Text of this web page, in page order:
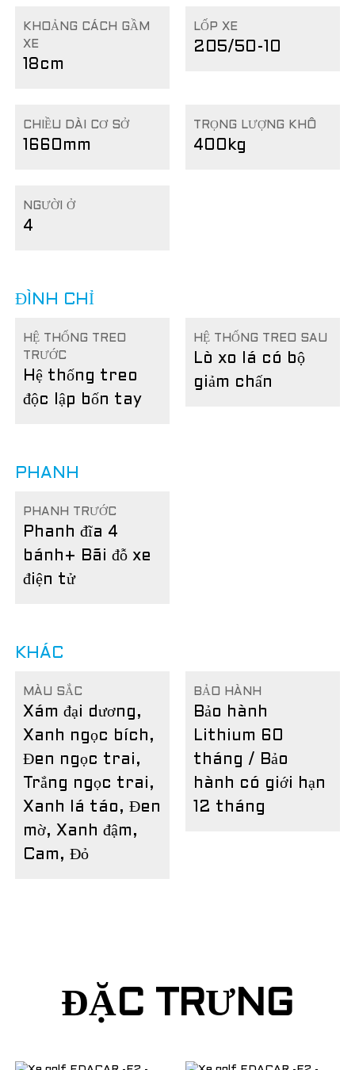
KHOẢNG CÁCH GẦM
XE
18cm
LỐP XE
205/50-10
CHIỀU DÀI CƠ SỞ
1660mm
TRỌNG LƯỢNG KHÔ
400kg
NGƯỜI Ở
4
ĐÌNH CHỈ
HỆ THỐNG TREO
TRƯỚC
Hệ thống treo
độc lập bốn tay
HỆ THỐNG TREO SAU
Lò xo lá có bộ
giảm chấn
PHANH
PHANH TRƯỚC
Phanh đĩa 4
bánh + Bãi đỗ xe
điện tử
KHÁC
MÀU SẮC
Xám đại dương,
Xanh ngọc bích,
Đen ngọc trai,
Trắng ngọc trai,
Xanh lá táo, Đen
mờ, Xanh đậm,
Cam, Đỏ
BẢO HÀNH
Bảo hành
Lithium 60
tháng / Bảo
hành có giới hạn
12 tháng
ĐẶC TRƯNG